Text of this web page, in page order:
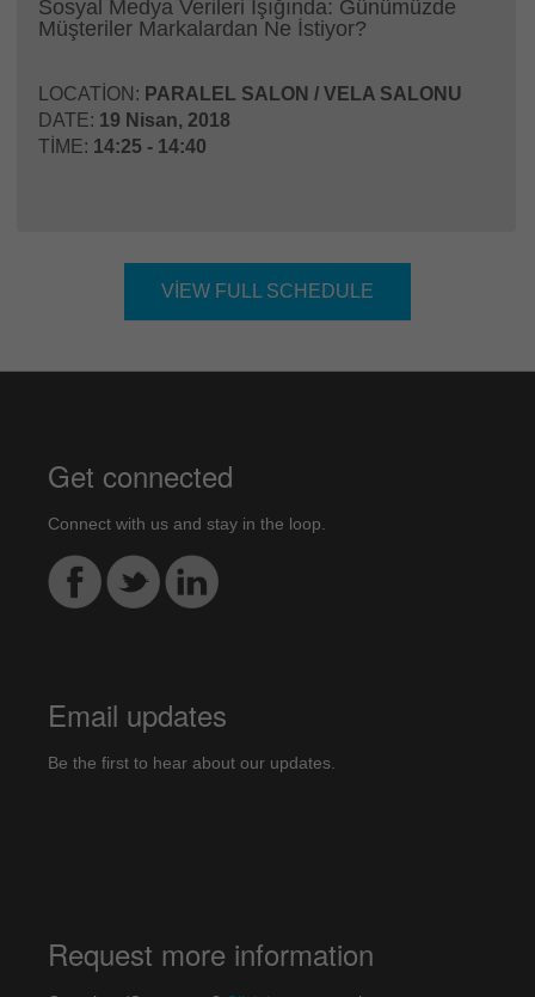
Sosyal Medya Verileri Işığında: Günümüzde
Müşteriler Markalardan Ne İstiyor?
LOCATION: PARALEL SALON / VELA SALONU
DATE: 19 Nisan, 2018
TIME: 14:25 - 14:40
VIEW FULL SCHEDULE
Get connected
Connect with us and stay in the loop.
Email updates
Be the first to hear about our updates.
Request more information